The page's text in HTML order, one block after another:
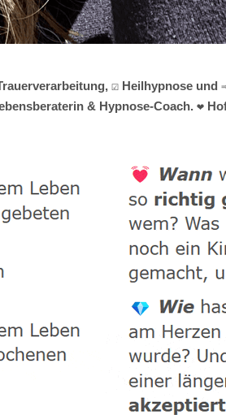
☑️ Heilhypnose
& Hypnose-Coach. ❤